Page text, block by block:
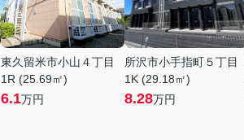
東久留米市小山４丁目
1R (25.69㎡)
6.1万円
所沢市小手指町５丁目
1K (29.18㎡)
8.28万円